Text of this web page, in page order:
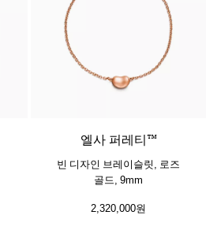
3 소재
엘사 퍼레티™
빈 디자인 브레이슬릿, 로즈
골드, 9mm
2,320,000원